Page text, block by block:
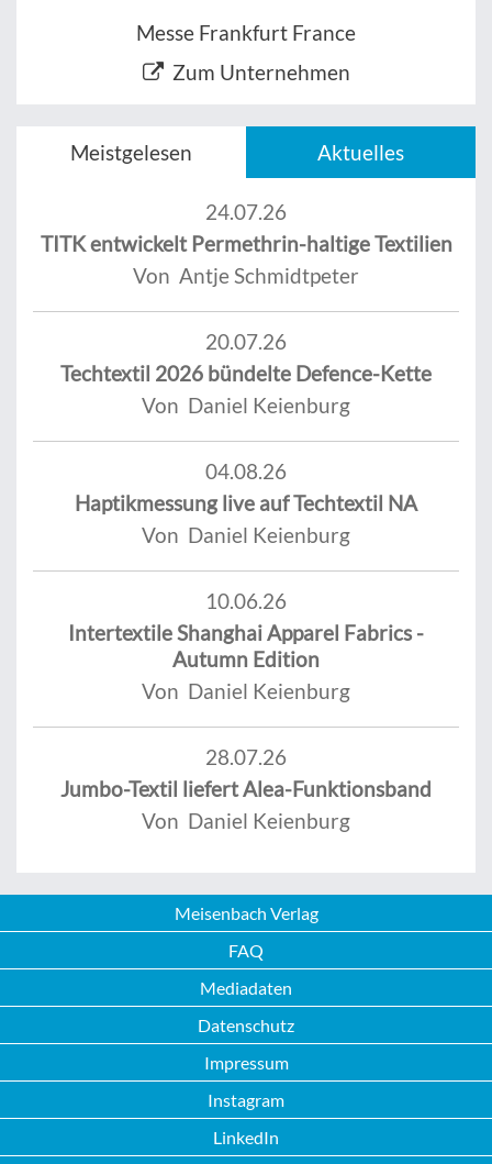
Messe Frankfurt France
Zum Unternehmen
Meistgelesen Aktuelles
24.07.26
TITK entwickelt Permethrin-haltige Textilien
Von Antje Schmidtpeter
20.07.26
Techtextil 2026 bündelte Defence-Kette
Von Daniel Keienburg
04.08.26
Haptikmessung live auf Techtextil NA
Von Daniel Keienburg
10.06.26
Intertextile Shanghai Apparel Fabrics -
Autumn Edition
Von Daniel Keienburg
28.07.26
Jumbo-Textil liefert Alea-Funktionsband
Von Daniel Keienburg
Meisenbach Verlag
FAQ
Mediadaten
Datenschutz
Impressum
Instagram
LinkedIn